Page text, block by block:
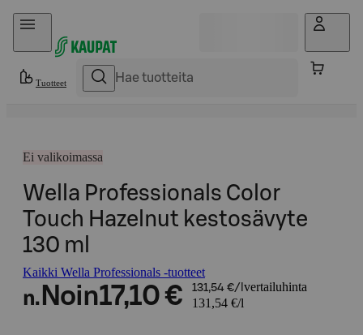
Hyppää sisältöön
Tuotteet
Ei valikoimassa
Wella Professionals Color
Touch Hazelnut kestosävyte
130 ml
Kaikki Wella Professionals -tuotteet
n. Noin17,10 € 131,54 €/l vertailuhinta
131,54 €/l